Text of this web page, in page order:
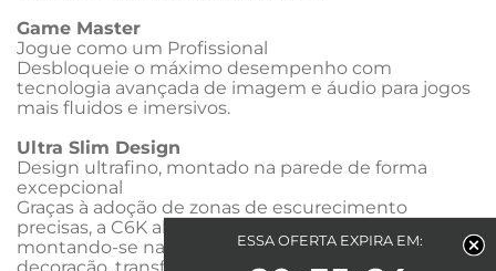
Game Master
Jogue como um Profissional
Desbloqueie o máximo desempenho com
tecnologia avançada de imagem e áudio para jogos
mais fluidos e imersivos.
Ultra Slim Design
Design ultrafino, montado na parede de forma
excepcional
Graças à adoção de zonas de escurecimento
precisas, a C6K alcança um design ultrafino,
montando-se na parede como uma obra-prima da
ESSA OFERTA EXPIRA EM: